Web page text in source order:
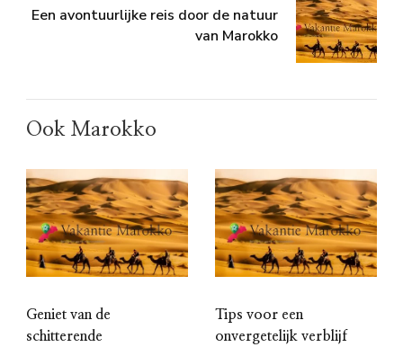
Een avontuurlijke reis door de natuur
van Marokko
Ook Marokko
Geniet van de
schitterende
Tips voor een
onvergetelijk verblijf